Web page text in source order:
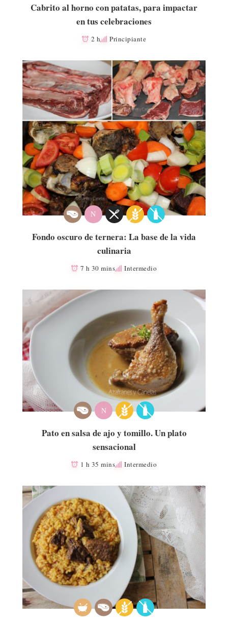
Cabrito al horno con patatas, para impactar
en tus celebraciones
2 h Principiante
N
Fondo oscuro de ternera: La base de la vida
culinaria
7 h 30 mins Intermedio
N
Pato en salsa de ajo y tomillo. Un plato
sensacional
1 h 35 mins Intermedio